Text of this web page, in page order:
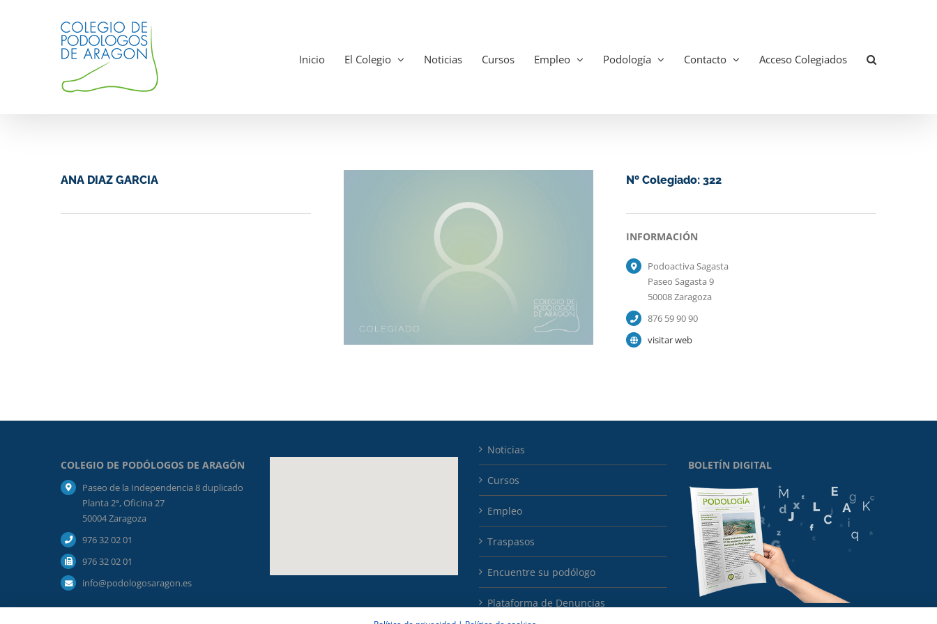
Inicio El Colegio Noticias Cursos Empleo Podología Contacto Acceso Colegiados
ANA DIAZ GARCIA Nº Colegiado: 322
INFORMACIÓN
Podoactiva Sagasta
Paseo Sagasta 9
50008 Zaragoza
876 59 90 90
visitar web
COLEGIO DE PODÓLOGOS DE ARAGÓN
Paseo de la Independencia 8 duplicado
Planta 2ª, Oficina 27
50004 Zaragoza
976 32 02 01
976 32 02 01
info@podologosaragon.es
Noticias
Cursos
Empleo
Traspasos
Encuentre su podólogo
Plataforma de Denuncias
BOLETÍN DIGITAL